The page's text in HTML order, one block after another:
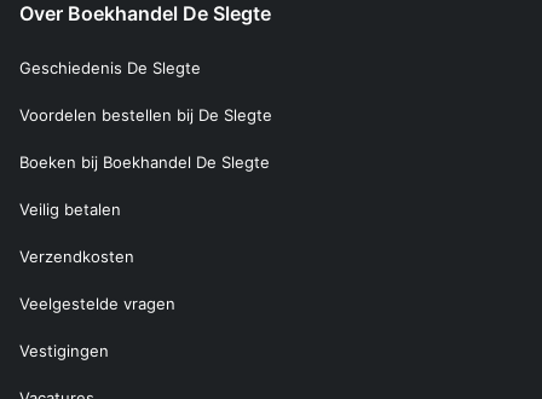
Over Boekhandel De Slegte
Geschiedenis De Slegte
Voordelen bestellen bij De Slegte
Boeken bij Boekhandel De Slegte
Veilig betalen
Verzendkosten
Veelgestelde vragen
Vestigingen